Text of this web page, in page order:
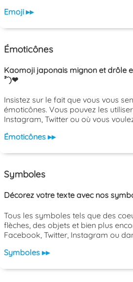
Emoji ▸▸
Émoticônes
Kaomoji japonais mignon et drôle
³˘)❤
Insistez sur le fait que vous vous
émoticônes. Vous pouvez les
Instagram, Twitter ou où vous
Émoticônes ▸▸
Symboles
Décorez votre texte avec nos
Tous les symboles tels que des
flèches, des objets et bien plus
Facebook, Twitter, Instagram ou
Symboles ▸▸